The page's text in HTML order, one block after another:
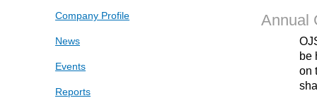
Company Profile
News
Events
Reports
Annual
be
on